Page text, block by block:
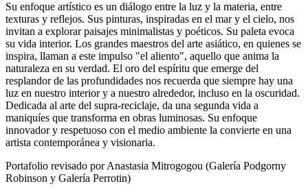
Su enfoque artístico es un diálogo entre la luz y la materia, entre
texturas y reflejos. Sus pinturas, inspiradas en el mar y el cielo, nos
invitan a explorar paisajes minimalistas y poéticos. Su paleta evoca
su vida interior. Los grandes maestros del arte asiático, en quienes se
inspira, llaman a este impulso "el aliento", aquello que anima la
naturaleza en su verdad. El oro del espíritu que emerge del
resplandor de las profundidades nos recuerda que siempre hay una
luz en nuestro interior y a nuestro alrededor, incluso en la oscuridad.
Dedicada al arte del supra-reciclaje, da una segunda vida a
maniquíes que transforma en obras luminosas. Su enfoque
innovador y respetuoso con el medio ambiente la convierte en una
artista contemporánea y visionaria.
Portafolio revisado por Anastasia Mitrogogou (Galería Podgorny
Robinson y Galería Perrotin)